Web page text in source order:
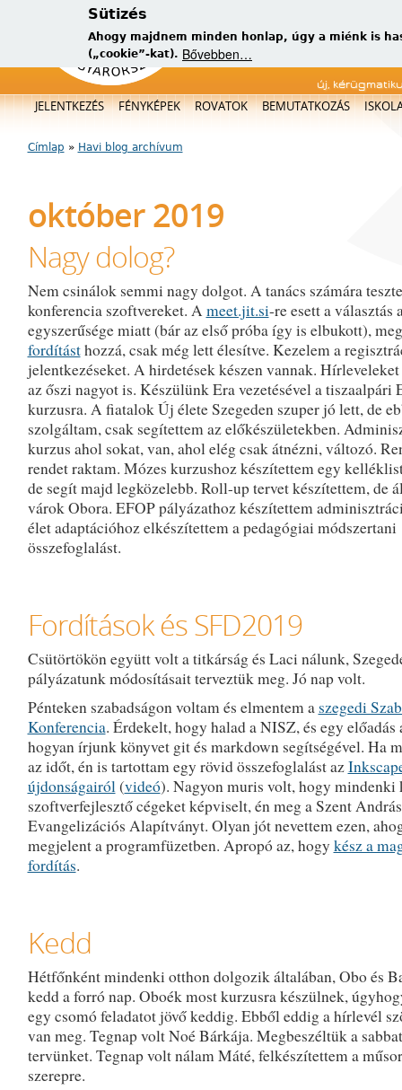
Sütizés
Ahogy majdnem minden honlap, úgy a miénk is
(„cookie”-kat). Bővebben…
új,
Főmenü
JELENTKEZÉS FÉNYKÉPEK ROVATOK BEMUTATKOZÁS
Jelenlegi hely
Címlap » Havi blog archívum
október 2019
Nagy dolog?
Nem csinálok semmi nagy dolgot. A tanács számára
konferencia szoftvereket. Ameet.jit.si-re esett a választás
egyszerűsége miatt (bár az első próba így is elbukott),
fordításthozzá, csak még lett élesítve. Kezelem a
jelentkezéseket. A hirdetések készen vannak.
az őszi nagyot is. Készülünk Era vezetésével a tiszaalpári
kurzusra. A fiatalok Új élete Szegeden szuper jó lett, de
szolgáltam, csak segítettem az előkészületekben.
kurzus ahol sokat, van, ahol elég csak átnézni, változó.
rendet raktam. Mózes kurzushoz készítettem egy
de segít majd legközelebb. Roll-up tervet készítettem, de
várok Obora. EFOP pályázathoz készítettem
élet adaptációhoz elkészítettem a pedagógiai módszertani
összefoglalást.
Fordítások és SFD2019
Csütörtökön együtt volt a titkárság és Laci nálunk,
pályázatunk módosításait terveztük meg. Jó nap volt.
Pénteken szabadságon voltam és elmentem a szegedi
Konferencia. Érdekelt, hogy halad a NISZ, és egy előadás
hogyan írjunk könyvet git és markdown segítségével. Ha
az időt, én is tartottam egy rövid összefoglalást az
újdonságairól(videó). Nagyon muris volt, hogy mindenki
szoftverfejlesztő cégeket képviselt, én meg a Szent András
Evangelizációs Alapítványt. Olyan jót nevettem ezen,
megjelent a programfüzetben. Apropó az, hogy kész a
fordítás.
Kedd
Hétfőnként mindenki otthon dolgozik általában, Obo és
kedd a forró nap. Oboék most kurzusra készülnek,
egy csomó feladatot jövő keddig. Ebből eddig a hírlevél
van meg. Tegnap volt Noé Bárkája. Megbeszéltük a
tervünket. Tegnap volt nálam Máté, felkészítettem a
szerepre.